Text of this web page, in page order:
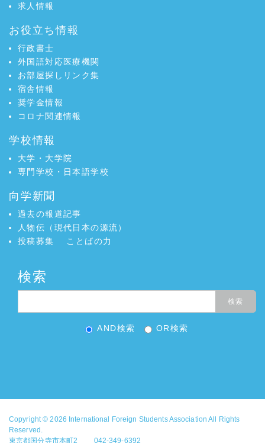
求人情報
お役立ち情報
行政書士
外国語対応医療機関
お部屋探しリンク集
宿舎情報
奨学金情報
コロナ関連情報
学校情報
大学・大学院
専門学校・日本語学校
向学新聞
過去の報道記事
人物伝（現代日本の源流）
投稿募集
ことばの力
検索
AND検索 OR検索
Copyright © 2026 International Foreign Students Association All Rights
Reserved.
東京都国分寺市本町2 042-349-6392